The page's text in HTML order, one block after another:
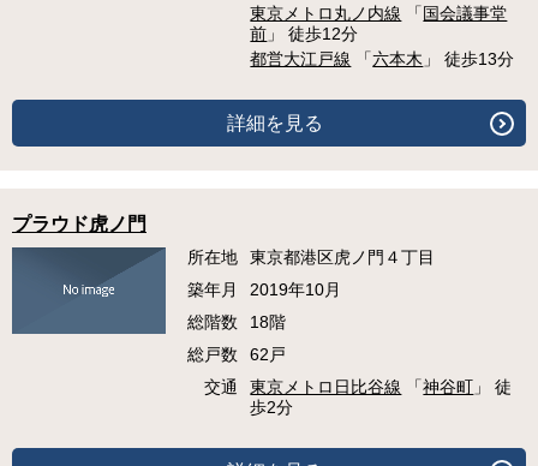
東京メトロ丸ノ内線 「 国会議事堂
前 」 徒歩12分
都営大江戸線 「六本木 」 徒歩13分
詳細を見る
プラウド虎ノ門
所在地
東京都港区虎ノ門４丁目
築年月
2019年10月
総階数
18階
総戸数
62戸
交通
東京メトロ日比谷線 「神谷町 」 徒
歩2分